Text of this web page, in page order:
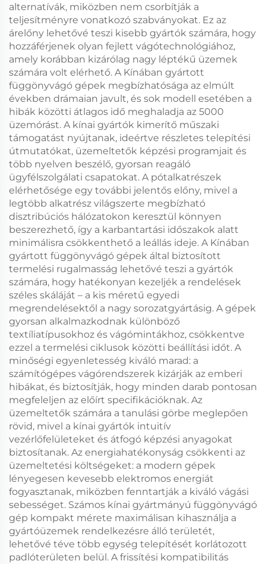
alternatívák, miközben nem csorbítják a
teljesítményre vonatkozó szabványokat. Ez az
árelőny lehetővé teszi kisebb gyártók számára, hogy
hozzáférjenek olyan fejlett vágótechnológiához,
amely korábban kizárólag nagy léptékű üzemek
számára volt elérhető. A Kínában gyártott
függönyvágó gépek megbízhatósága az elmúlt
években drámaian javult, és sok modell esetében a
hibák közötti átlagos idő meghaladja az 5000
üzemórást. A kínai gyártók kimerítő műszaki
támogatást nyújtanak, ideértve részletes telepítési
útmutatókat, üzemeltetők képzési programjait és
több nyelven beszélő, gyorsan reagáló
ügyfélszolgálati csapatokat. A pótalkatrészek
elérhetősége egy további jelentős előny, mivel a
legtöbb alkatrész világszerte megbízható
disztribúciós hálózatokon keresztül könnyen
beszerezhető, így a karbantartási időszakok alatt
minimálisra csökkenthető a leállás ideje. A Kínában
gyártott függönyvágó gépek által biztosított
termelési rugalmasság lehetővé teszi a gyártók
számára, hogy hatékonyan kezeljék a rendelések
széles skáláját – a kis méretű egyedi
megrendelésektől a nagy sorozatgyártásig. A gépek
gyorsan alkalmazkodnak különböző
textíliatípusokhoz és vágómintákhoz, csökkentve
ezzel a termelési ciklusok közötti beállítási időt. A
minőségi egyenletesség kiváló marad: a
számítógépes vágórendszerek kizárják az emberi
hibákat, és biztosítják, hogy minden darab pontosan
megfeleljen az előírt specifikációknak. Az
üzemeltetők számára a tanulási görbe meglepően
rövid, mivel a kínai gyártók intuitív
vezérlőfelületeket és átfogó képzési anyagokat
biztosítanak. Az energiahatékonyság csökkenti az
üzemeltetési költségeket: a modern gépek
lényegesen kevesebb elektromos energiát
fogyasztanak, miközben fenntartják a kiváló vágási
sebességet. Számos kínai gyártmányú függönyvágó
gép kompakt mérete maximálisan kihasználja a
gyártóüzemek rendelkezésre álló területét,
lehetővé téve több egység telepítését korlátozott
padlóterületen belül. A frissítési kompatibilitás